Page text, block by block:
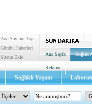
Ana Sayfam Yap
Günün Haberleri
Sitene Ekle
Ana Sayfa Sağlık
Reklam
Sağlıklı Yaşam